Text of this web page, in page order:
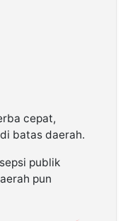
cepat,
batas daerah.
publik
pun